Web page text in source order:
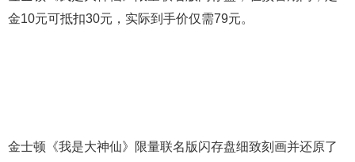
金10元可抵扣30元，实际到手价仅需79元。
金士顿《我是大神仙》限量联名版闪存盘细致刻画并还原了